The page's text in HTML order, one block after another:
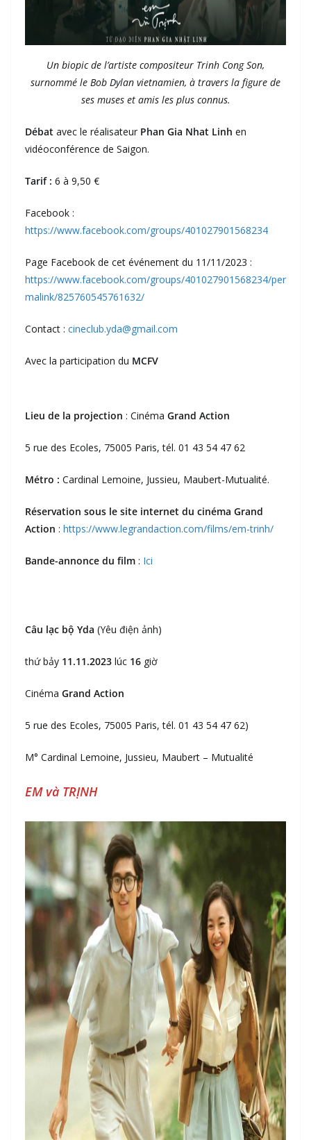
Un biopic de l’artiste compositeur Trinh Cong Son,
surnommé le Bob Dylan vietnamien, à travers la figure de
ses muses et amis les plus connus.
Débat avec le réalisateur Phan Gia Nhat Linh en
vidéoconférence de Saigon.
Tarif : 6 à 9,50 €
Facebook :
https://www.facebook.com/groups/401027901568234
Page Facebook de cet événement du 11/11/2023 :
https://www.facebook.com/groups/401027901568234/per
malink/825760545761632/
Contact : cineclub.yda@gmail.com
Avec la participation du MCFV
Lieu de la projection : Cinéma Grand Action
5 rue des Ecoles, 75005 Paris, tél. 01 43 54 47 62
Métro : Cardinal Lemoine, Jussieu, Maubert-Mutualité.
Réservation sous le site internet du cinéma Grand
Action : https://www.legrandaction.com/films/em-trinh/
Bande-annonce du film : Ici
Câu lạc bộ Yda (Yêu điện ảnh)
thứ bảy 11.11.2023 lúc 16 giờ
Cinéma Grand Action
5 rue des Ecoles, 75005 Paris, tél. 01 43 54 47 62)
M° Cardinal Lemoine, Jussieu, Maubert – Mutualité
EM và TRỊNH